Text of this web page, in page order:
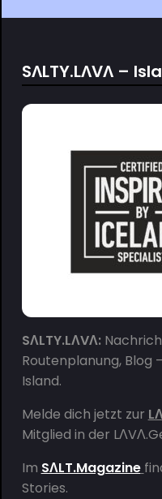
SΛLTY.LΛVΛ –
SΛLTY.LΛVΛ:
Routenplanung,
Island.
Melde dich jetzt zur
Mitglied in der
Im SΛLT.Magazine
Stories.